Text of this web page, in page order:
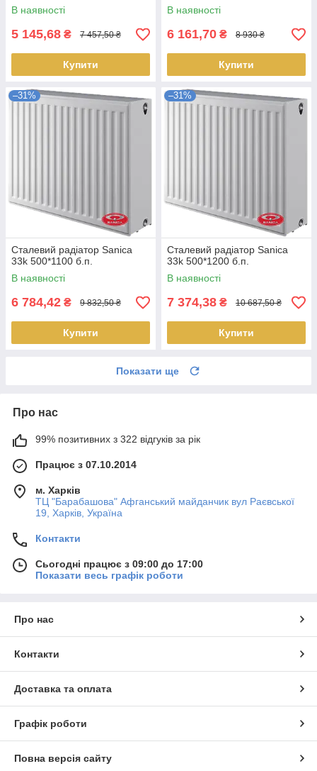
В наявності
5 145,68 ₴ 7 457,50 ₴
Купити
В наявності
6 161,70 ₴ 8 930 ₴
Купити
–31%
Сталевий радіатор Sanica
33k 500*1100 б.п.
В наявності
6 784,42 ₴ 9 832,50 ₴
Купити
–31%
Сталевий радіатор Sanica
33k 500*1200 б.п.
В наявності
7 374,38 ₴ 10 687,50 ₴
Купити
Показати ще
Про нас
99% позитивних з 322 відгуків за рік
Працює з 07.10.2014
м. Харків
ТЦ "Барабашова" Афганський майданчик вул Раєвської
19, Харків, Україна
Контакти
Сьогодні працює з 09:00 до 17:00
Показати весь графік роботи
Про нас
Контакти
Доставка та оплата
Графік роботи
Повна версія сайту